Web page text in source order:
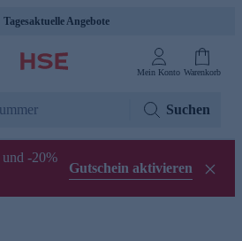
Tagesaktuelle Angebote
Mein Konto Warenkorb
Suchen
-20%
Gutschein aktivieren